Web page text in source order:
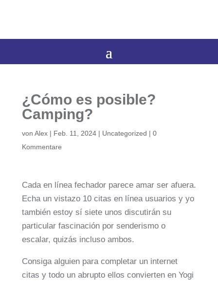
¿Cómo es posible?
Camping?
von Alex| Feb. 11, 2024| Uncategorized | 0
Kommentare
Cada en línea fechador parece amar ser afuera.
Echa un vistazo 10 citas en línea usuarios y yo
también estoy sí siete unos discutirán su
particular fascinación por senderismo o
escalar, quizás incluso ambos.
Consiga alguien para completar un internet
citas y todo un abrupto ellos convierten en Yogi